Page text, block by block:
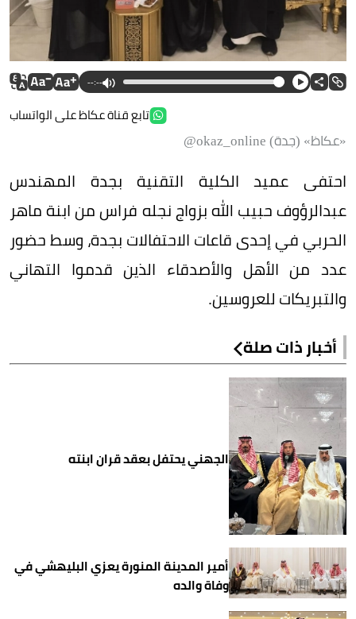
--:--
تابع قناة عكاظ على الواتساب
«عكاظ» (جدة) okaz_online@
احتفى عميد الكلية التقنية بجدة المهندس
عبدالرؤوف حبيب الله بزواج نجله فراس من ابنة ماهر
الحربي في إحدى قاعات الاحتفالات بجدة، وسط حضور
عدد من الأهل والأصدقاء الذين قدموا التهاني
والتبريكات للعروسين.
أخبار ذات صلة
الجهني يحتفل بعقد قران ابنته
أمير المدينة المنورة يعزي البليهشي في
وفاة والده